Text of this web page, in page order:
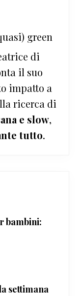
green
di
il suo
impatto a
ricerca di
e slow,
tutto.
bambini:
settimana